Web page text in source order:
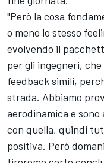
"Però la cosa
o meno lo stesso
evolvendo il
per gli ingegneri,
feedback simili,
strada. Abbiamo
aerodinamica e
con quella, quindi
positiva. Però